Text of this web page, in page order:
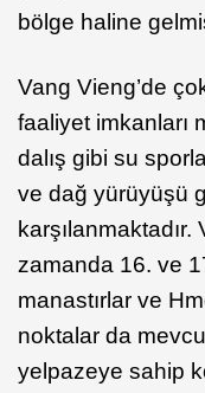
bölge haline
Vang Vieng’de
faaliyet imkanları
dalış gibi su
ve dağ yürüyüşü
karşılanmaktadır.
zamanda 16. ve
manastırlar ve
noktalar da
yelpazeye sahip